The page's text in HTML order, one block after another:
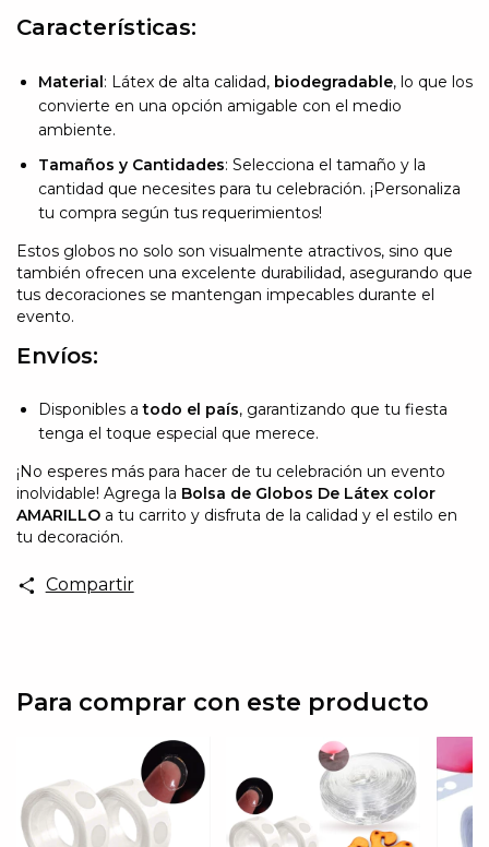
Características:
Material: Látex de alta calidad, biodegradable, lo que los
convierte en una opción amigable con el medio
ambiente.
Tamaños y Cantidades: Selecciona el tamaño y la
cantidad que necesites para tu celebración. ¡Personaliza
tu compra según tus requerimientos!
Estos globos no solo son visualmente atractivos, sino que
también ofrecen una excelente durabilidad, asegurando que
tus decoraciones se mantengan impecables durante el
evento.
Envíos:
Disponibles atodo el país, garantizando que tu fiesta
tenga el toque especial que merece.
¡No esperes más para hacer de tu celebración un evento
inolvidable! Agrega la Bolsa de Globos De Látex color
AMARILLO a tu carrito y disfruta de la calidad y el estilo en
tu decoración.
Compartir
Para comprar con este producto